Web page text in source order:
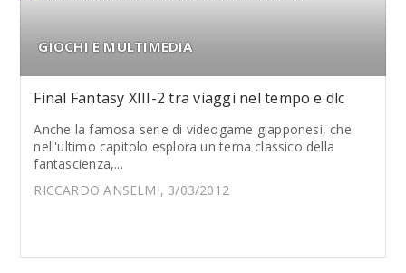
GIOCHI E MULTIMEDIA
Final Fantasy XIII-2 tra viaggi nel tempo e dlc
Anche la famosa serie di videogame giapponesi, che
nell'ultimo capitolo esplora un tema classico della
fantascienza,...
RICCARDO ANSELMI, 3/03/2012